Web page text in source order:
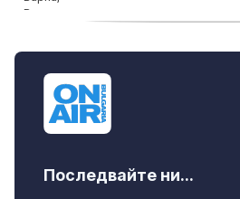
Последвайте ни...